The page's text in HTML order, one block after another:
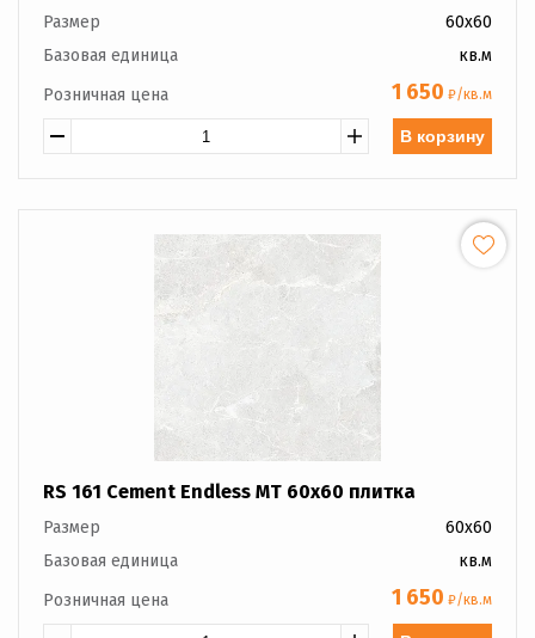
Размер
60x60
Базовая единица
кв.м
Розничная цена
1 650 ₽/кв.м
В корзину
RS 161 Cement Endless MT 60x60 плитка
Размер
60x60
Базовая единица
кв.м
Розничная цена
1 650 ₽/кв.м